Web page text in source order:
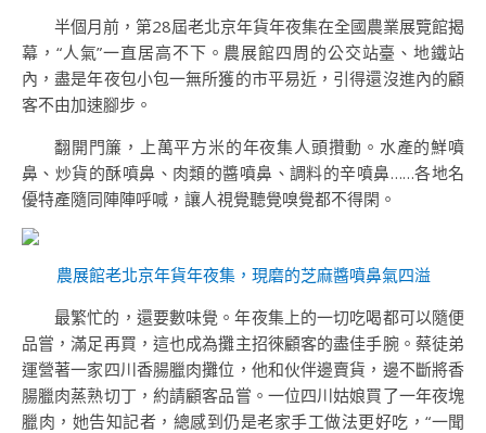
半個月前，第28屆老北京年貨年夜集在全國農業展覽館揭
幕，“人氣”一直居高不下。農展館四周的公交站臺、地鐵站
內，盡是年夜包小包一無所獲的市平易近，引得還沒進內的顧
客不由加速腳步。
翻開門簾，上萬平方米的年夜集人頭攢動。水產的鮮噴
鼻、炒貨的酥噴鼻、肉類的醬噴鼻、調料的辛噴鼻……各地名
優特產隨同陣陣呼喊，讓人視覺聽覺嗅覺都不得閑。
農展館老北京年貨年夜集，現磨的芝麻醬噴鼻氣四溢
最繁忙的，還要數味覺。年夜集上的一切吃喝都可以隨便
品嘗，滿足再買，這也成為攤主招徠顧客的盡佳手腕。蔡徒弟
運營著一家四川香腸臘肉攤位，他和伙伴邊賣貨，邊不斷將香
腸臘肉蒸熟切丁，約請顧客品嘗。一位四川姑娘買了一年夜塊
臘肉，她告知記者，總感到仍是老家手工做法更好吃，“一聞